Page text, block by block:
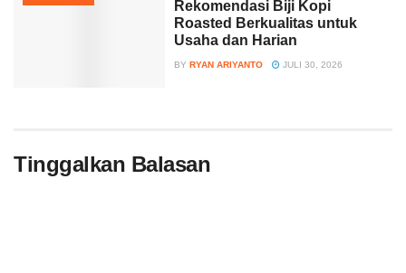
Rekomendasi Biji Kopi
Roasted Berkualitas untuk
Usaha dan Harian
BY RYAN ARIYANTO JULI 30, 2026
Tinggalkan Balasan